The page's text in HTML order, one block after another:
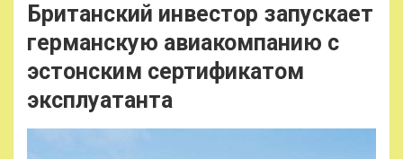
Британский инвестор запускает
германскую авиакомпанию с
эстонским сертификатом
эксплуатанта